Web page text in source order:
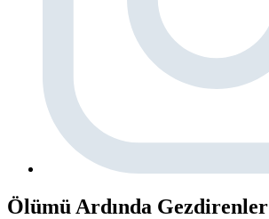
Ölümü Ardında Gezdirenler